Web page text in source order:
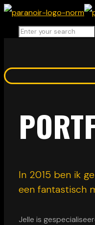
In 2015 ben ik
een fantastisch
Jelle is